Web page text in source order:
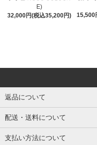
E)
32,000円(税込35,200円)
15,500
返品について
配送・送料について
支払い方法について